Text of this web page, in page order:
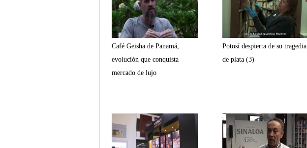
Café Geisha de Panamá,
evolución que conquista
mercado de lujo
Potosí despierta de su tragedia
de plata (3)